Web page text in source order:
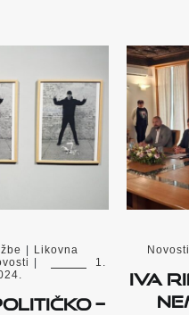
| Likovna
|
1.
–
Novosti
Iva